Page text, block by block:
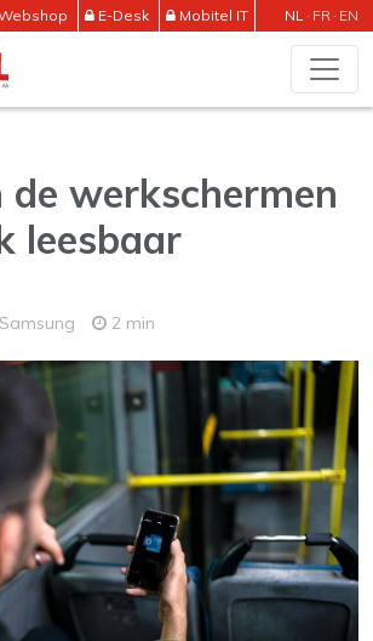
NL FR EN
E-Desk Mobitel IT
de werkschermen
leesbaar
Samsung 2 min